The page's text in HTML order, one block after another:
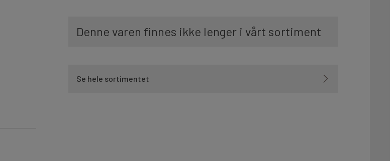
Denne varen finnes ikke lenger i vårt sortiment
Se hele sortimentet